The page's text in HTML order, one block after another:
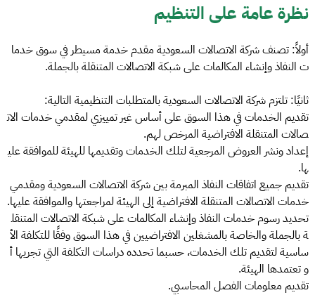
نظرة عامة على التنظيم
أولاً: تصنف شركة الاتصالات السعودية مقدم خدمة مسيطر في سوق خدما
ت النفاذ وإنشاء المكالمات على شبكة الاتصالات المتنقلة بالجملة.
ثانيًا: تلتزم شركة الاتصالات السعودية بالمتطلبات التنظيمية التالية:
تقديم الخدمات في هذا السوق على أساس غير تمييزي لمقدمي خدمات الات
صالات المتنقلة الافتراضية المرخص لهم.
إعداد ونشر العروض المرجعية لتلك الخدمات وتقديمها للهيئة للموافقة علي
ها.
تقديم جميع اتفاقات النفاذ المبرمة بين شركة الاتصالات السعودية ومقدمي
خدمات الاتصالات المتنقلة الافتراضية إلى الهيئة لمراجعتها والموافقة عليها.
تحديد رسوم خدمات النفاذ وإنشاء المكالمات على شبكة الاتصالات المتنقل
ة بالجملة والخاصة بالمشغلين الافتراضيين في هذا السوق وفقًا للتكلفة الأ
ساسية لتقديم تلك الخدمات، حسبما تحدده دراسات التكلفة التي تجريها أ
و تعتمدها الهيئة.
تقديم معلومات الفصل المحاسبي.